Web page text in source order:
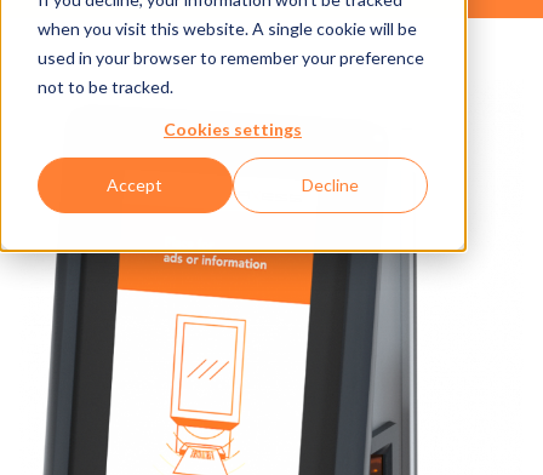
when you visit this website. A single cookie will be
used in your browser to remember your preference
not to be tracked.
Cookies settings
Accept Decline